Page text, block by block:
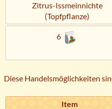
Zitrus-Issmeinnichte
(Topfpflanze)
6
Diese Handelsmöglichkeiten
Item